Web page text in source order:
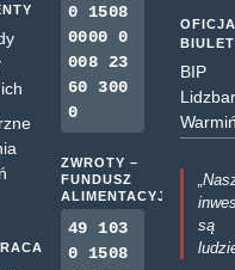
0 1508
0000 0
008 23
60 300
0
ZWROTY –
FUNDUSZ
ALIMENTACYJNY
49 103
0 1508
BIP
są